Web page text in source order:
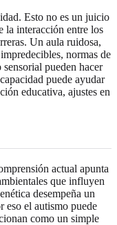
Esto no es un juicio
la interacción entre los
Un aula ruidosa,
normas de
pueden hacer
puede ayudar
educativa, ajustes en
actual apunta
que influyen
desempeña un
eso el autismo puede
como un simple